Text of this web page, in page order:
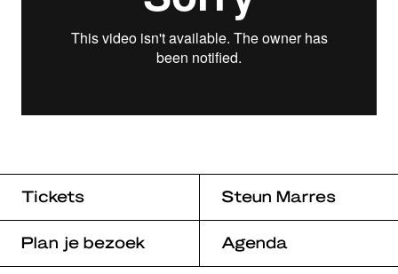
Tickets Steun Marres
Plan je bezoek Agenda